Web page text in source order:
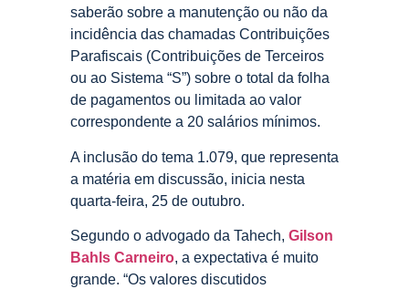
saberão sobre a manutenção ou não da
incidência das chamadas Contribuições
Parafiscais (Contribuições de Terceiros
ou ao Sistema “S”) sobre o total da folha
de pagamentos ou limitada ao valor
correspondente a 20 salários mínimos.
A inclusão do tema 1.079, que representa
a matéria em discussão, inicia nesta
quarta-feira, 25 de outubro.
Segundo o advogado da Tahech, Gilson
Bahls Carneiro, a expectativa é muito
grande. “Os valores discutidos